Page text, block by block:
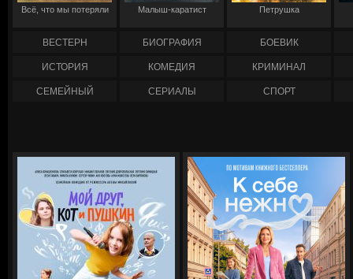
Всё, что мы потеряли Малыш-каратист Петрушка
ВЕСТЕРН БИОГРАФИЯ БОЕВИК
ИСТОРИЯ КОМЕДИЯ КРИМИНАЛ
СЕМЕЙНЫЙ СЕРИАЛЫ СПОРТ